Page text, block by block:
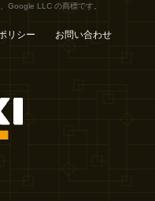
Google LLC の商標です。
リシー お問い合わせ